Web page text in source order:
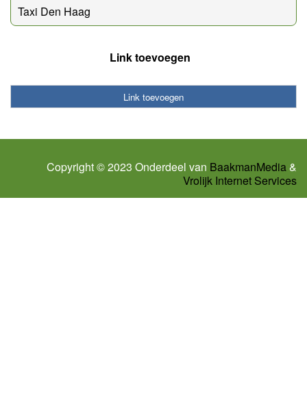
Taxi Den Haag
Link toevoegen
Link toevoegen
Copyright © 2023 Onderdeel van BaakmanMedia&
Vrolijk Internet Services